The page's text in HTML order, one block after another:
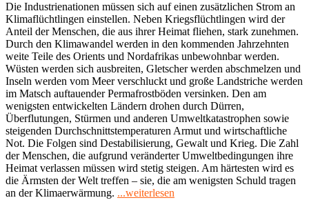
Die Industrienationen müssen sich auf einen zusätzlichen Strom an
Klimaflüchtlingen einstellen. Neben Kriegsflüchtlingen wird der
Anteil der Menschen, die aus ihrer Heimat fliehen, stark zunehmen.
Durch den Klimawandel werden in den kommenden Jahrzehnten
weite Teile des Orients und Nordafrikas unbewohnbar werden.
Wüsten werden sich ausbreiten, Gletscher werden abschmelzen und
Inseln werden vom Meer verschluckt und große Landstriche werden
im Matsch auftauender Permafrostböden versinken. Den am
wenigsten entwickelten Ländern drohen durch Dürren,
Überflutungen, Stürmen und anderen Umweltkatastrophen sowie
steigenden Durchschnittstemperaturen Armut und wirtschaftliche
Not. Die Folgen sind Destabilisierung, Gewalt und Krieg. Die Zahl
der Menschen, die aufgrund veränderter Umweltbedingungen ihre
Heimat verlassen müssen wird stetig steigen. Am härtesten wird es
die Ärmsten der Welt treffen – sie, die am wenigsten Schuld tragen
an der Klimaerwärmung. ...weiterlesen